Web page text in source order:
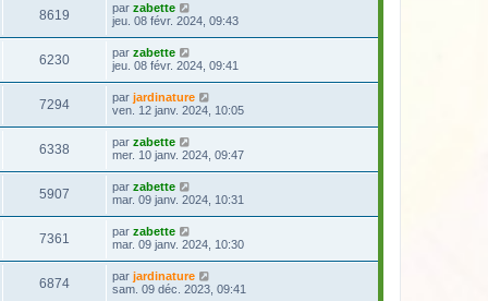
8619 par zabette
jeu. 08 févr. 2024, 09:43
6230 par zabette
jeu. 08 févr. 2024, 09:41
7294 par jardinature
ven. 12 janv. 2024, 10:05
6338 par zabette
mer. 10 janv. 2024, 09:47
5907 par zabette
mar. 09 janv. 2024, 10:31
7361 par zabette
mar. 09 janv. 2024, 10:30
6874 par jardinature
sam. 09 déc. 2023, 09:41